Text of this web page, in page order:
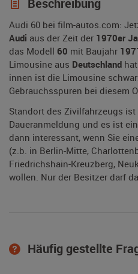
Beschreibung
Audi 60 bei film-autos.com:
Audi aus der Zeit der 1970er
das Modell 60 mit Baujahr
Limousine aus Deutschland
innen ist die Limousine
Gebrauchsspuren bei diesem
Standort des Zivilfahrzeugs ist
Daueranmeldung und es ist
dann interessant, wenn Sie
(z.b. in Berlin-Mitte,
Friedrichshain-Kreuzberg,
wollen. Nur der Besitzer darf
Häufig gestellte